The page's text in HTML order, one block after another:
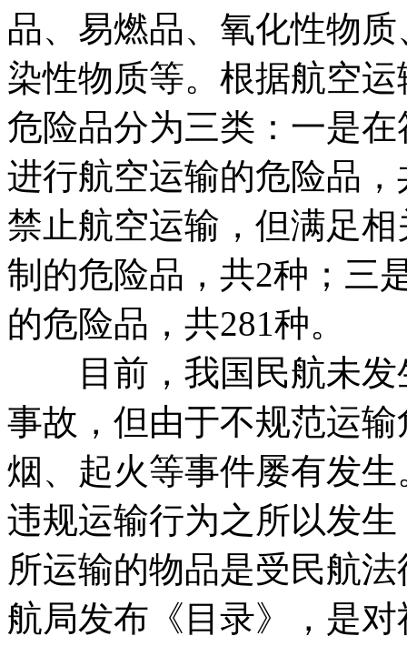
品、易燃品、氧化性物
染性物质等。根据航空
危险品分为三类：一是
进行航空运输的危险品
禁止航空运输，但满足
制的危险品，共2种；三
的危险品，共281种。
目前，我国民航未发
事故，但由于不规范运
烟、起火等事件屡有发
违规运输行为之所以发
所运输的物品是受民航
航局发布《目录》，是